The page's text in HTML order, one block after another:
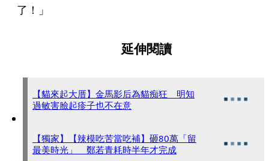
了！」
延伸閱讀
【貓來起大厝】金馬影后為貓痴狂 明知
過敏害臉起疹子也不在意
【獨家】【辣模吃苦當吃補】砸80萬「留
最美時光」 鄭若青耗時半年才完成